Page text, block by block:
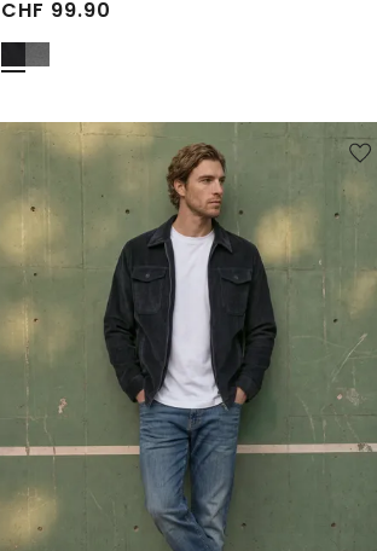
CHF 99.90